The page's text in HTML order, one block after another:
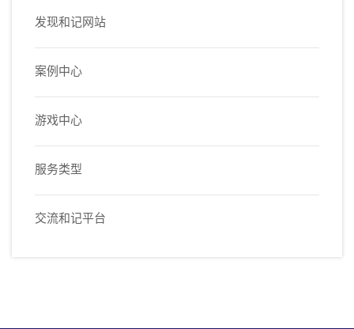
发现和记网站
案例中心
游戏中心
服务类型
交流和记平台